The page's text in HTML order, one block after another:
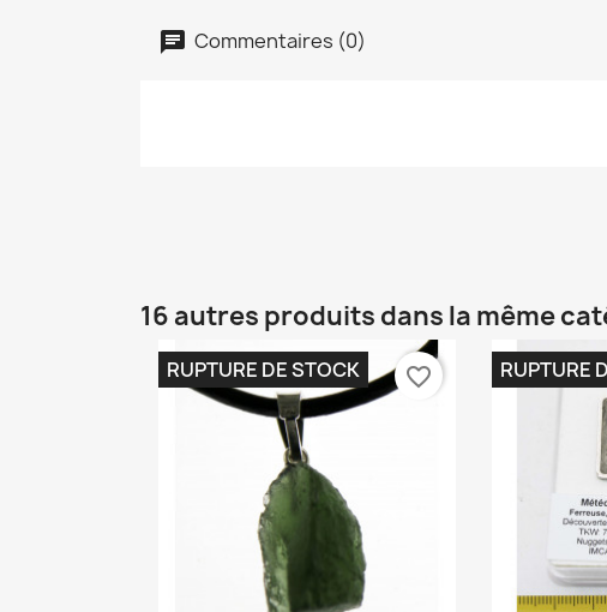
Commentaires (0)
16 autres produits dans la même
RUPTURE DE STOCK favorite_border RUPTURE